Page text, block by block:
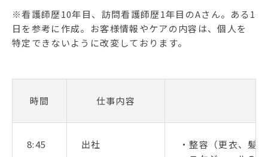
※看護師歴10年目、訪問看護師歴1年目のAさん。ある1
日を参考に作成。お客様情報やケアの内容は、個人を
特定できないように改変しております。
時間 仕事内容
8:45 出社
・整容（更衣、髪